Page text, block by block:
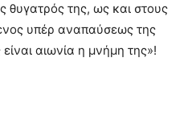
θυγατρός της, ως και στους
υπέρ αναπαύσεως της
αιωνία η μνήμη της»!